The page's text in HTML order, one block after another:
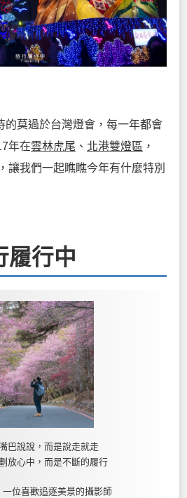
的莫過於台灣燈會，每一年都會
年在雲林虎尾 、 北港雙燈區 ，
讓我們一起瞧瞧今年有什麼特別
履行中
巴說說，而是說走就走
放心中，而是不斷的履行
位喜歡追逐美景的攝影師